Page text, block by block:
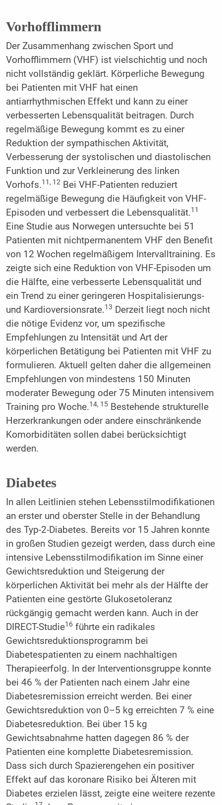
Vorhofflimmern
Der Zusammenhang zwischen Sport und
Vorhofflimmern (VHF) ist vielschichtig und noch
nicht vollständig geklärt. Körperliche Bewegung
bei Patienten mit VHF hat einen
antiarrhythmischen Effekt und kann zu einer
verbesserten Lebensqualität beitragen. Durch
regelmäßige Bewegung kommt es zu einer
Reduktion der sympathischen Aktivität,
Verbesserung der systolischen und diastolischen
Funktion und zur Verkleinerung des linken
Vorhofs.11, 12Bei VHF-Patienten reduziert
regelmäßige Bewegung die Häufigkeit von VHF-
Episoden und verbessert die Lebensqualität.11
Eine Studie aus Norwegen untersuchte bei 51
Patienten mit nichtpermanentem VHF den Benefit
von 12 Wochen regelmäßigem Intervalltraining. Es
zeigte sich eine Reduktion von VHF-Episoden um
die Hälfte, eine verbesserte Lebensqualität und
ein Trend zu einer geringeren Hospitalisierungs-
und Kardioversionsrate.13 Derzeit liegt noch nicht
die nötige Evidenz vor, um spezifische
Empfehlungen zu Intensität und Art der
körperlichen Betätigung bei Patienten mit VHF zu
formulieren. Aktuell gelten daher die allgemeinen
Empfehlungen von mindestens 150 Minuten
moderater Bewegung oder 75 Minuten intensivem
Training pro Woche.14, 15Bestehende strukturelle
Herzerkrankungen oder andere einschränkende
Komorbiditäten sollen dabei berücksichtigt
werden.
Diabetes
In allen Leitlinien stehen Lebensstilmodifikationen
an erster und oberster Stelle in der Behandlung
des Typ-2-Diabetes. Bereits vor 15 Jahren konnte
in großen Studien gezeigt werden, dass durch eine
intensive Lebensstilmodifikation im Sinne einer
Gewichtsreduktion und Steigerung der
körperlichen Aktivität bei mehr als der Hälfte der
Patienten eine gestörte Glukosetoleranz
rückgängig gemacht werden kann. Auch in der
DIRECT-Studie16führte ein radikales
Gewichtsreduktionsprogramm bei
Diabetespatienten zu einem nachhaltigen
Therapieerfolg. In der Interventionsgruppe konnte
bei 46 % der Patienten nach einem Jahr eine
Diabetesremission erreicht werden. Bei einer
Gewichtsreduktion von 0–5 kg erreichten 7 % eine
Diabetesreduktion. Bei über 15 kg
Gewichtsabnahme hatten dagegen 86 % der
Patienten eine komplette Diabetesremission.
Dass sich durch Spazierengehen ein positiver
Effekt auf das koronare Risiko bei Älteren mit
Diabetes erzielen lässt, zeigte eine weitere rezente